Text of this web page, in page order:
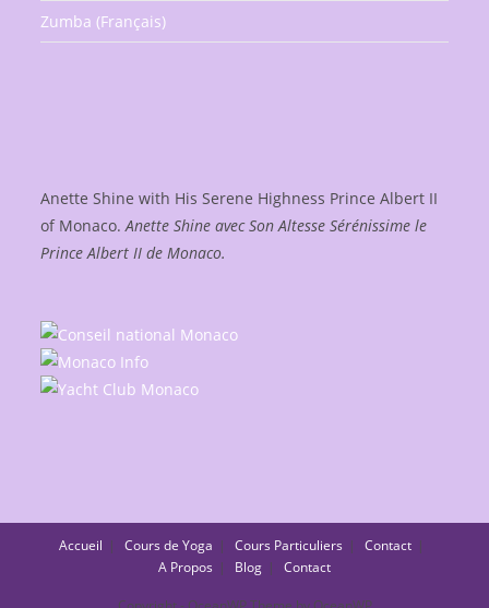
Zumba (Français)
Anette Shine with His Serene Highness Prince Albert II
of Monaco.Anette Shine avec Son Altesse Sérénissime le
Prince Albert II de Monaco.
Accueil Cours de Yoga Cours Particuliers
Contact
A Propos
Blog Contact